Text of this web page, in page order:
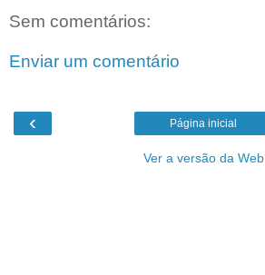
Sem comentários:
Enviar um comentário
‹ Página inicial
Ver a versão da Web